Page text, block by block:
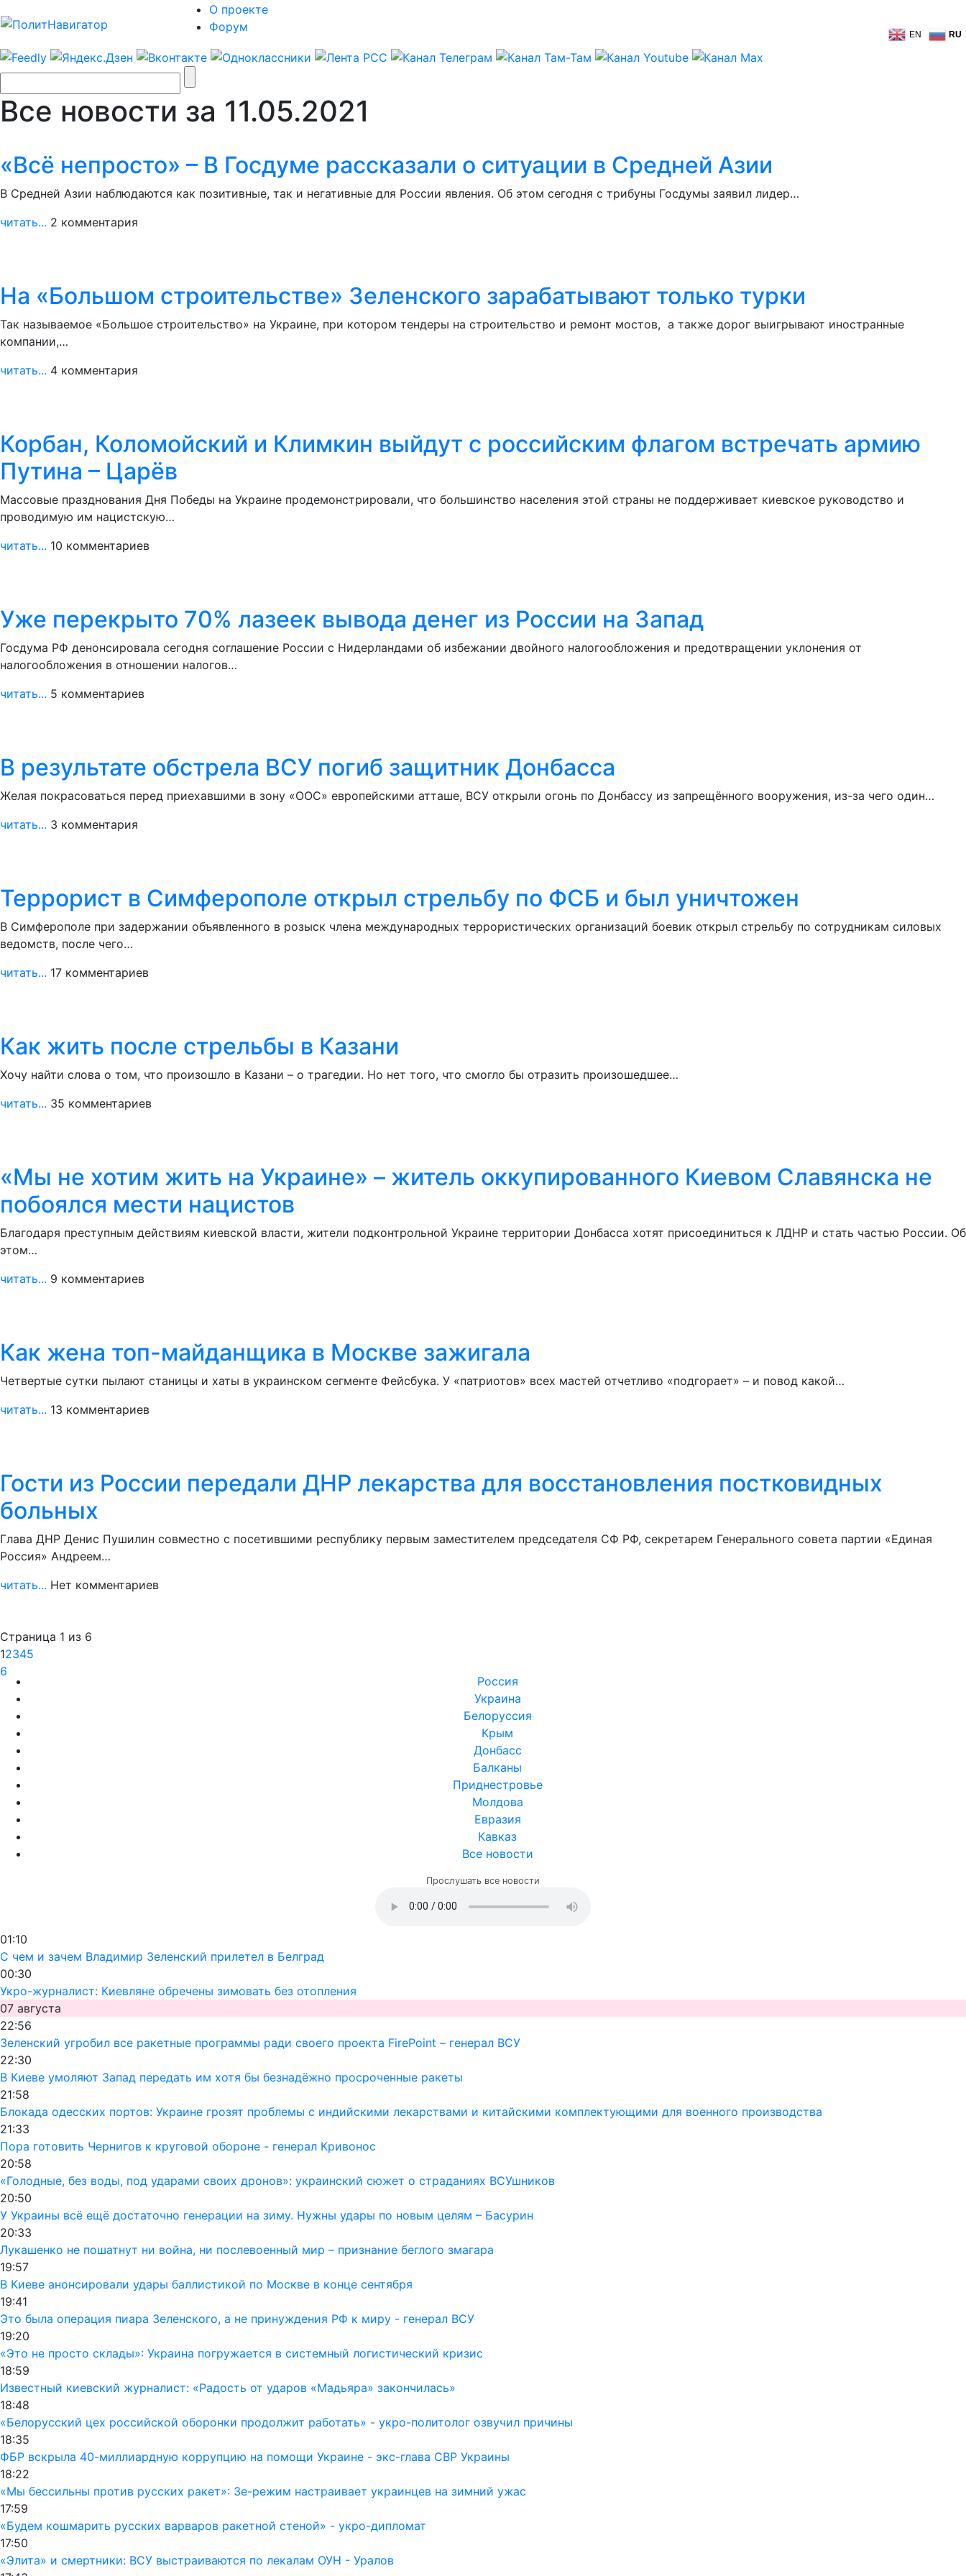
О проекте
Форум
EN RU
Все новости за 11.05.2021
«Всё непросто» – В Госдуме рассказали о ситуации в Средней Азии
В Средней Азии наблюдаются как позитивные, так и негативные для России явления. Об этом сегодня с трибуны Госдумы заявил лидер…
читать... 2 комментария
На «Большом строительстве» Зеленского зарабатывают только турки
Так называемое «Большое строительство» на Украине, при котором тендеры на строительство и ремонт мостов, а также дорог выигрывают иностранные
компании,…
читать... 4 комментария
Корбан, Коломойский и Климкин выйдут с российским флагом встречать армию
Путина – Царёв
Массовые празднования Дня Победы на Украине продемонстрировали, что большинство населения этой страны не поддерживает киевское руководство и
проводимую им нацистскую…
читать... 10 комментариев
Уже перекрыто 70% лазеек вывода денег из России на Запад
Госдума РФ денонсировала сегодня соглашение России с Нидерландами об избежании двойного налогообложения и предотвращении уклонения от
налогообложения в отношении налогов…
читать... 5 комментариев
В результате обстрела ВСУ погиб защитник Донбасса
Желая покрасоваться перед приехавшими в зону «ООС» европейскими атташе, ВСУ открыли огонь по Донбассу из запрещённого вооружения, из-за чего один…
читать... 3 комментария
Террорист в Симферополе открыл стрельбу по ФСБ и был уничтожен
В Симферополе при задержании объявленного в розыск члена международных террористических организаций боевик открыл стрельбу по сотрудникам силовых
ведомств, после чего…
читать... 17 комментариев
Как жить после стрельбы в Казани
Хочу найти слова о том, что произошло в Казани – о трагедии. Но нет того, что смогло бы отразить произошедшее…
читать... 35 комментариев
«Мы не хотим жить на Украине» – житель оккупированного Киевом Славянска не
побоялся мести нацистов
Благодаря преступным действиям киевской власти, жители подконтрольной Украине территории Донбасса хотят присоединиться к ЛДНР и стать частью России. Об
этом…
читать... 9 комментариев
Как жена топ-майданщика в Москве зажигала
Четвертые сутки пылают станицы и хаты в украинском сегменте Фейсбука. У «патриотов» всех мастей отчетливо «подгорает» – и повод какой…
читать... 13 комментариев
Гости из России передали ДНР лекарства для восстановления постковидных
больных
Глава ДНР Денис Пушилин совместно с посетившими республику первым заместителем председателя СФ РФ, секретарем Генерального совета партии «Единая
Россия» Андреем…
читать... Нет комментариев
Страница 1 из 6
12345
6
Россия
Украина
Белоруссия
Крым
Донбасс
Балканы
Приднестровье
Молдова
Евразия
Кавказ
Все новости
Прослушать все новости
01:10
С чем и зачем Владимир Зеленский прилетел в Белград
00:30
Укро-журналист: Киевляне обречены зимовать без отопления
07 августа
22:56
Зеленский угробил все ракетные программы ради своего проекта FirePoint – генерал ВСУ
22:30
В Киеве умоляют Запад передать им хотя бы безнадёжно просроченные ракеты
21:58
Блокада одесских портов: Украине грозят проблемы с индийскими лекарствами и китайскими комплектующими для военного производства
21:33
Пора готовить Чернигов к круговой обороне - генерал Кривонос
20:58
«Голодные, без воды, под ударами своих дронов»: украинский сюжет о страданиях ВСУшников
20:50
У Украины всё ещё достаточно генерации на зиму. Нужны удары по новым целям – Басурин
20:33
Лукашенко не пошатнут ни война, ни послевоенный мир – признание беглого змагара
19:57
В Киеве анонсировали удары баллистикой по Москве в конце сентября
19:41
Это была операция пиара Зеленского, а не принуждения РФ к миру - генерал ВСУ
19:20
«Это не просто склады»: Украина погружается в системный логистический кризис
18:59
Известный киевский журналист: «Радость от ударов «Мадьяра» закончилась»
18:48
«Белорусский цех российской оборонки продолжит работать» - укро-политолог озвучил причины
18:35
ФБР вскрыла 40-миллиардную коррупцию на помощи Украине - экс-глава СВР Украины
18:22
«Мы бессильны против русских ракет»: Зе-режим настраивает украинцев на зимний ужас
17:59
«Будем кошмарить русских варваров ракетной стеной» - укро-дипломат
17:50
«Элита» и смертники: ВСУ выстраиваются по лекалам ОУН - Уралов